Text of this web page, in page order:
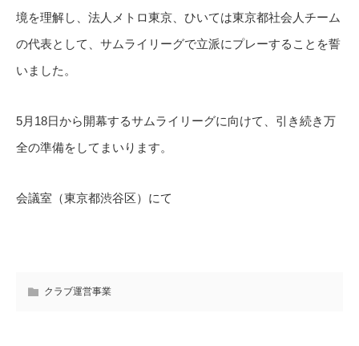
境を理解し、法人メトロ東京、ひいては東京都社会人チーム
の代表として、サムライリーグで立派にプレーすることを誓
いました。
5月18日から開幕するサムライリーグに向けて、引き続き万
全の準備をしてまいります。
会議室（東京都渋谷区）にて
クラブ運営事業